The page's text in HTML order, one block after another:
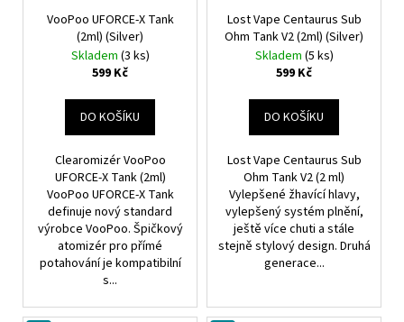
VooPoo UFORCE-X Tank
(2ml) (Silver)
Skladem (3 ks)
599 Kč
DO KOŠÍKU
Clearomizér VooPoo
UFORCE-X Tank (2ml)
VooPoo UFORCE-X Tank
definuje nový standard
výrobce VooPoo. Špičkový
atomizér pro přímé
potahování je kompatibilní
s...
Lost Vape Centaurus Sub
Ohm Tank V2 (2ml) (Silver)
Skladem (5 ks)
599 Kč
DO KOŠÍKU
Lost Vape Centaurus Sub
Ohm Tank V2 (2 ml)
Vylepšené žhavící hlavy,
vylepšený systém plnění,
ještě více chuti a stále
stejně stylový design. Druhá
generace...